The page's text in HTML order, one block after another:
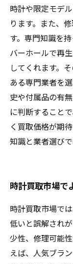
時計や限定モデ
ります。また、
す。専門知識を
バーホールで再
してくれます。
ある専門業者を
史や付属品の有
に判断すること
く買取価格が期
知識と業者選び
時計買取市場で
時計買取市場で
低いと誤解され
少性、修理可能
えば、人気ブラ